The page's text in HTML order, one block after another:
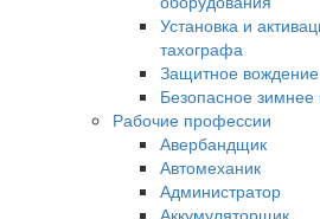
Установка и
тахографа
Защитное вождение
Безопасное
Рабочие профессии
Авербандщик
Автомеханик
Администратор
Аккумуляторщик